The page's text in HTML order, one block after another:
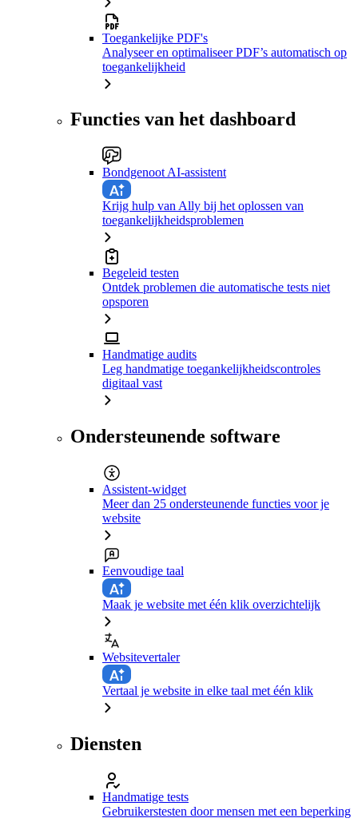
Toegankelijke PDF's
Analyseer en optimaliseer PDF’s automatisch op
toegankelijkheid
Functies van het dashboard
Bondgenoot AI-assistent
Krijg hulp van Ally bij het oplossen van
toegankelijkheidsproblemen
Begeleid testen
Ontdek problemen die automatische tests niet
opsporen
Handmatige audits
Leg handmatige toegankelijkheidscontroles
digitaal vast
Ondersteunende software
Assistent-widget
Meer dan 25 ondersteunende functies voor je
website
Eenvoudige taal
Maak je website met één klik overzichtelijk
Websitevertaler
Vertaal je website in elke taal met één klik
Diensten
Handmatige tests
Gebruikerstesten door mensen met een beperking